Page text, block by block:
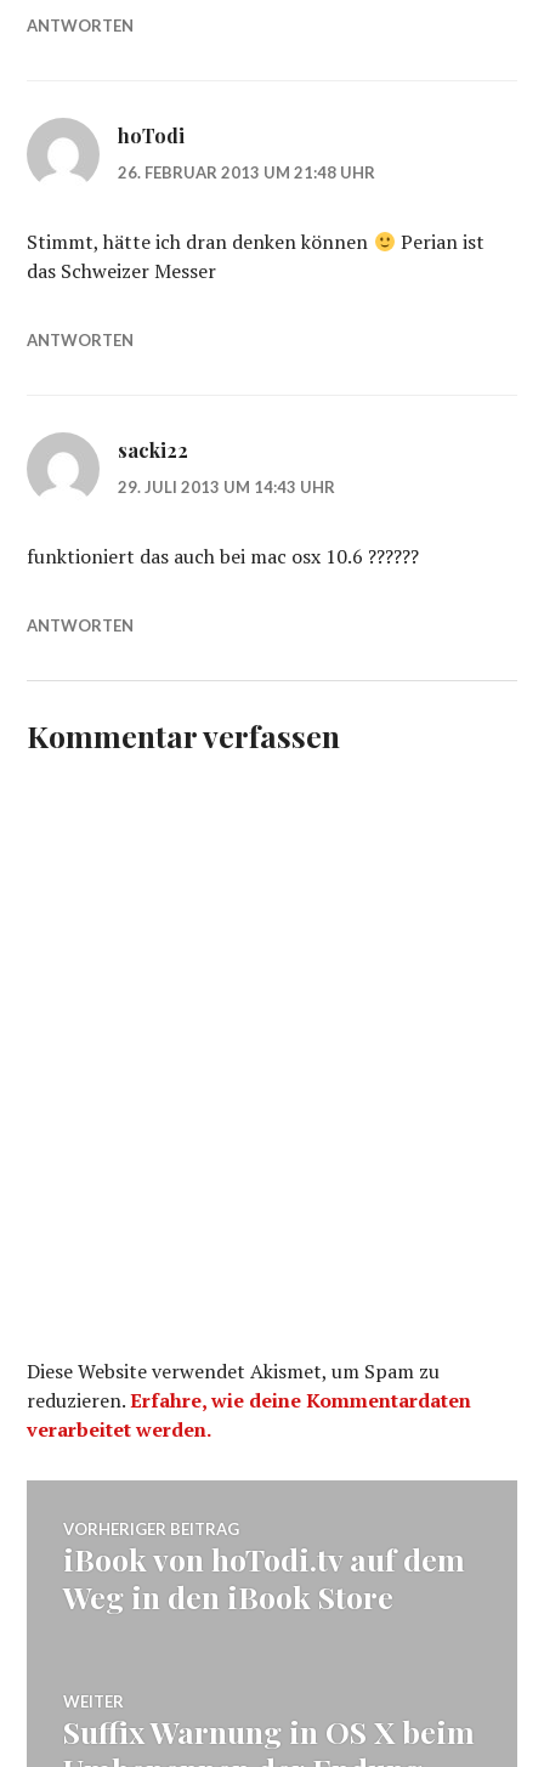
ANTWORTEN
hoTodi
26. FEBRUAR 2013 UM 21:48 UHR
Stimmt, hätte ich dran denken können
Perian ist
das Schweizer Messer
ANTWORTEN
sacki22
29. JULI 2013 UM 14:43 UHR
funktioniert das auch bei mac osx 10.6 ??????
ANTWORTEN
Kommentar verfassen
Diese Website verwendet Akismet, um Spam zu
reduzieren.Erfahre, wie deine Kommentardaten
verarbeitet werden.
Beitragsnavigation
VORHERIGER BEITRAG
Vorheriger
Beitrag:
iBook von hoTodi.tv auf dem
Weg in den iBook Store
WEITER
Nächster
Beitrag:
Suffix Warnung in OS X beim